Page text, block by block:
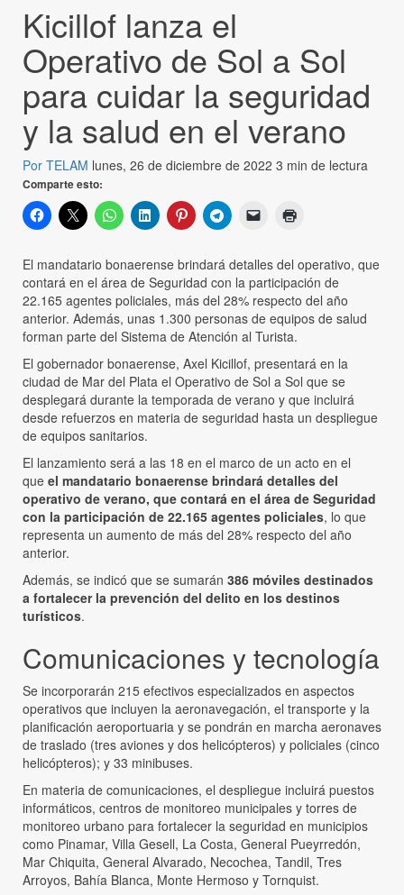
Kicillof lanza el
Operativo de Sol a Sol
para cuidar la seguridad
y la salud en el verano
Por TELAM lunes, 26 de diciembre de 2022 3 min de lectura
Comparte esto:
El mandatario bonaerense brindará detalles del operativo, que
contará en el área de Seguridad con la participación de
22.165 agentes policiales, más del 28% respecto del año
anterior. Además, unas 1.300 personas de equipos de salud
forman parte del Sistema de Atención al Turista.
El gobernador bonaerense, Axel Kicillof, presentará en la
ciudad de Mar del Plata el Operativo de Sol a Sol que se
desplegará durante la temporada de verano y que incluirá
desde refuerzos en materia de seguridad hasta un despliegue
de equipos sanitarios.
El lanzamiento será a las 18 en el marco de un acto en el
que el mandatario bonaerense brindará detalles del
operativo de verano, que contará en el área de Seguridad
con la participación de 22.165 agentes policiales, lo que
representa un aumento de más del 28% respecto del año
anterior.
Además, se indicó que se sumarán 386 móviles destinados
a fortalecer la prevención del delito en los destinos
turísticos.
Comunicaciones y tecnología
Se incorporarán 215 efectivos especializados en aspectos
operativos que incluyen la aeronavegación, el transporte y la
planificación aeroportuaria y se pondrán en marcha aeronaves
de traslado (tres aviones y dos helicópteros) y policiales (cinco
helicópteros); y 33 minibuses.
En materia de comunicaciones, el despliegue incluirá puestos
informáticos, centros de monitoreo municipales y torres de
monitoreo urbano para fortalecer la seguridad en municipios
como Pinamar, Villa Gesell, La Costa, General Pueyrredón,
Mar Chiquita, General Alvarado, Necochea, Tandil, Tres
Arroyos, Bahía Blanca, Monte Hermoso y Tornquist.